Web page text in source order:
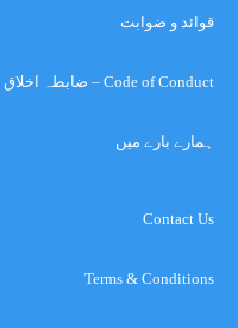
قوائد و ضوابت
Code of Conduct – ضابطہ اخلاق
ہمارے بارے میں
Contact Us
Terms & Conditions